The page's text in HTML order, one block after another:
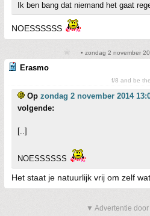
Ik ben bang dat niemand het gaat
NOESSSSSS
• zondag 2 november
Erasmo
f/8 and be
Op zondag 2 november 2014
volgende:
[..]
NOESSSSSS
Het staat je natuurlijk vrij om zelf
▼ Advertentie